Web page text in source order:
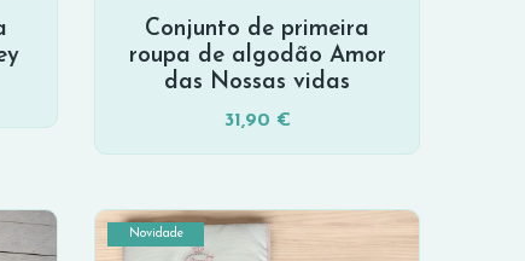
Conjunto de primeira
roupa de algodão Amor
das Nossas vidas
31,90 €
Novidade